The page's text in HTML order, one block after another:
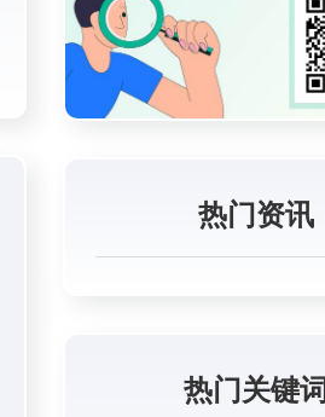
热门资讯
热门关键词